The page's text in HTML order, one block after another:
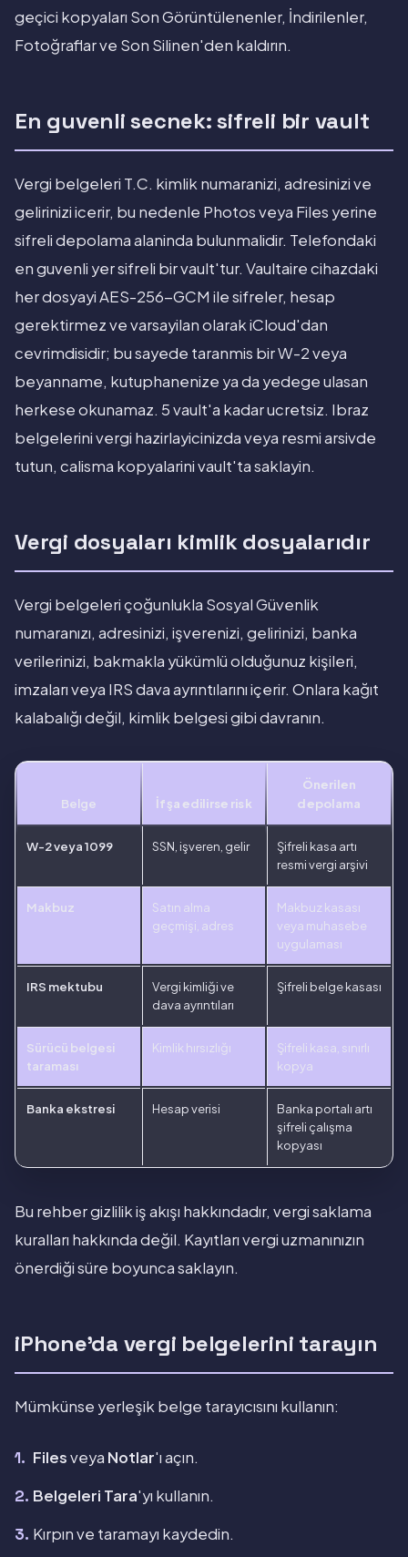
geçici kopyaları Son Görüntülenenler, İndirilenler,
Fotoğraflar ve Son Silinen'den kaldırın.
En guvenli secnek: sifreli bir vault
Vergi belgeleri T.C. kimlik numaranizi, adresinizi ve
gelirinizi icerir, bu nedenle Photos veya Files yerine
sifreli depolama alaninda bulunmalidir. Telefondaki
en guvenli yer sifreli bir vault'tur. Vaultaire cihazdaki
her dosyayi AES-256-GCM ile sifreler, hesap
gerektirmez ve varsayilan olarak iCloud'dan
cevrimdisidir; bu sayede taranmis bir W-2 veya
beyanname, kutuphanenize ya da yedege ulasan
herkese okunamaz. 5 vault'a kadar ucretsiz. Ibraz
belgelerini vergi hazirlayicinizda veya resmi arsivde
tutun, calisma kopyalarini vault'ta saklayin.
Vergi dosyaları kimlik dosyalarıdır
Vergi belgeleri çoğunlukla Sosyal Güvenlik
numaranızı, adresinizi, işverenizi, gelirinizi, banka
verilerinizi, bakmakla yükümlü olduğunuz kişileri,
imzaları veya IRS dava ayrıntılarını içerir. Onlara kağıt
kalabalığı değil, kimlik belgesi gibi davranın.
Belge İfşa edilirse risk
Önerilen
depolama
W-2 veya 1099 SSN, işveren, gelir
Şifreli kasa artı
resmi vergi arşivi
Makbuz
Satın alma
geçmişi, adres
Makbuz kasası
veya muhasebe
uygulaması
IRS mektubu
Vergi kimliği ve
dava ayrıntıları
Şifreli belge kasası
Sürücü belgesi
taraması
Kimlik hırsızlığı
Şifreli kasa, sınırlı
kopya
Banka ekstresi Hesap verisi
Banka portalı artı
şifreli çalışma
kopyası
Bu rehber gizlilik iş akışı hakkındadır, vergi saklama
kuralları hakkında değil. Kayıtları vergi uzmanınızın
önerdiği süre boyunca saklayın.
iPhone'da vergi belgelerini tarayın
Mümkünse yerleşik belge tarayıcısını kullanın:
Filesveya Notlar'ı açın.
Belgeleri Tara'yı kullanın.
Kırpın ve taramayı kaydedin.